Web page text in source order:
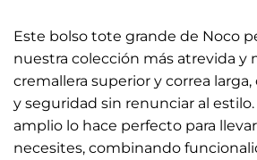
Este bolso tote grande de Noco
nuestra colección más atrevida y
cremallera superior y correa
y seguridad sin renunciar al
amplio lo hace perfecto para
necesites, combinando